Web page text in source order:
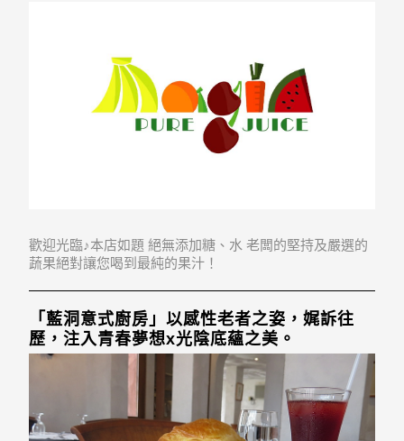
歡迎光臨♪本店如題 絕無添加糖、水 老闆的堅持及嚴選的
蔬果絕對讓您喝到最純的果汁！
「藍洞意式廚房」以感性老者之姿，娓訴往
歷，注入青春夢想x光陰底蘊之美。